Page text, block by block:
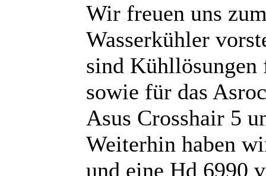
Wir freuen uns
Wasserkühler
sind Kühllösungen
sowie für das
Asus Crosshair 5
Weiterhin haben
und eine Hd 6990